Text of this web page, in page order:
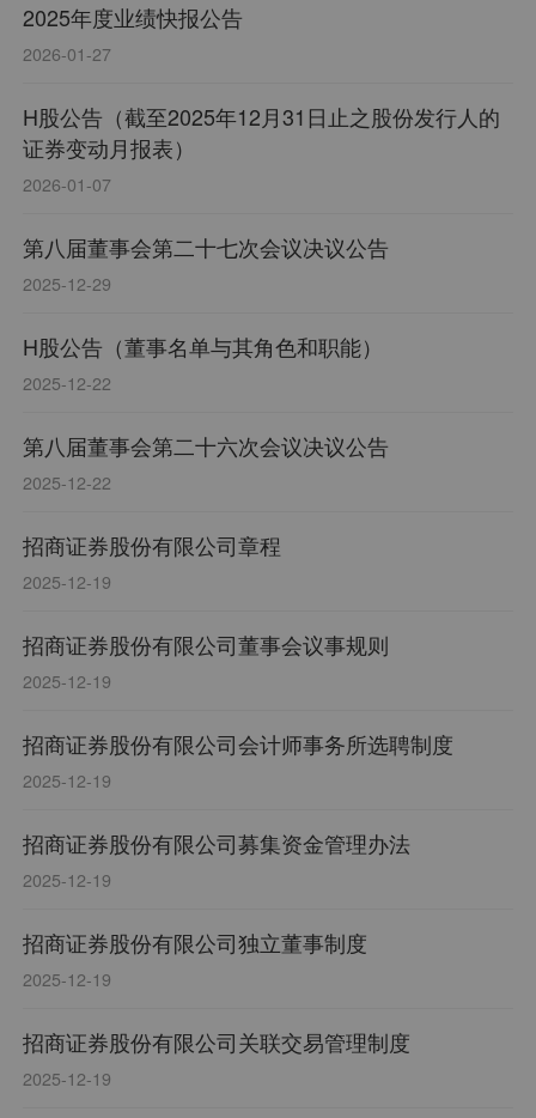
2025年度业绩快报公告
2026-01-27
H股公告（截至2025年12月31日止之股份发行人的
证券变动月报表）
2026-01-07
第八届董事会第二十七次会议决议公告
2025-12-29
H股公告（董事名单与其角色和职能）
2025-12-22
第八届董事会第二十六次会议决议公告
2025-12-22
招商证券股份有限公司章程
2025-12-19
招商证券股份有限公司董事会议事规则
2025-12-19
招商证券股份有限公司会计师事务所选聘制度
2025-12-19
招商证券股份有限公司募集资金管理办法
2025-12-19
招商证券股份有限公司独立董事制度
2025-12-19
招商证券股份有限公司关联交易管理制度
2025-12-19